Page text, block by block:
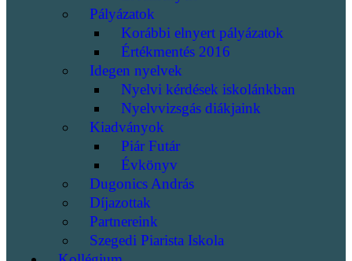
Pályázatok
Korábbi elnyert pályázatok
Értékmentés 2016
Idegen nyelvek
Nyelvi kérdések iskolánkban
Nyelvvizsgás diákjaink
Kiadványok
Piár Futár
Évkönyv
Dugonics András
Díjazottak
Partnereink
Szegedi Piarista Iskola